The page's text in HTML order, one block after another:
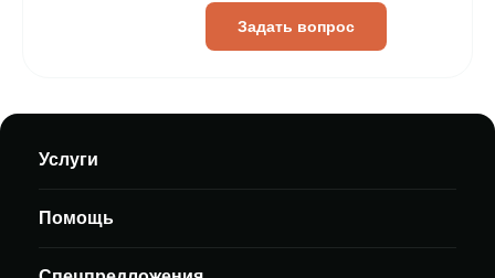
Задать вопрос
Услуги
Помощь